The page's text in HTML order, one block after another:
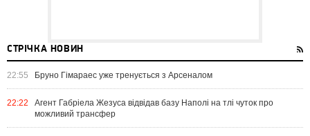
СТРІЧКА НОВИН
22:55 Бруно Гімараес уже тренується з Арсеналом
22:22
Агент Габріела Жезуса відвідав базу Наполі на тлі чуток про
можливий трансфер